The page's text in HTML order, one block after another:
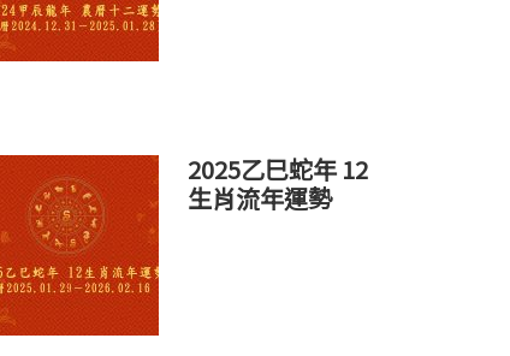
2025乙巳蛇年 12
生肖流年運勢